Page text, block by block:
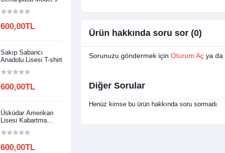
600,00TL
Sakıp Sabancı
Anadolu Lisesi T-shirt
600,00TL
Üsküdar Amerikan
Lisesi Kabartma
600,00TL
Ürün hakkında soru sor (0)
Sorunuzu göndermek için Oturum Açya da
Diğer Sorular
Henüz kimse bu ürün hakkında soru sormadı